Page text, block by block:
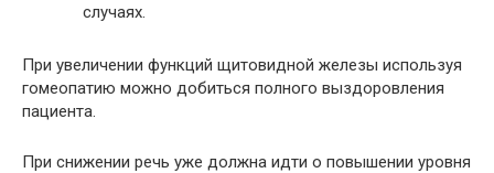
случаях.
При увеличении функций щитовидной железы используя
гомеопатию можно добиться полного выздоровления
пациента.
При снижении речь уже должна идти о повышении уровня